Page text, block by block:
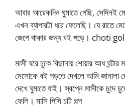
আবার আরেকদিন ঘুমাতে গেছি, সেদিনই
এখন ব্যাপারটা ধরে ফেলেছি। যে রাতে
জেগে থাকার জন্য বই পড়ে। choti
মাসী ঘরে ঢুকে বিছানায় শোয়ার আধ
মেসোকে বই পড়তে দেখলে আমি জানালা
দেখে ঘুমাতে যাই। স্বপ্নে মাসীকে চুদে
ফেলি। মাসি পিসি চটি গল্প